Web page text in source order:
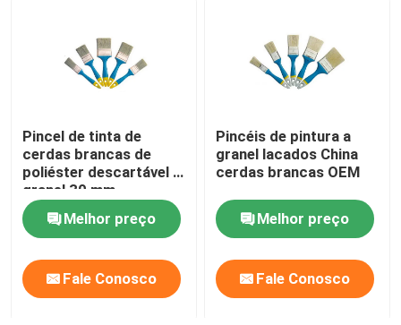
Pincel de tinta de
cerdas brancas de
poliéster descartável a
granel 30 mm
Melhor preço
Fale Conosco
Pincéis de pintura a
granel lacados China
cerdas brancas OEM
Melhor preço
Fale Conosco